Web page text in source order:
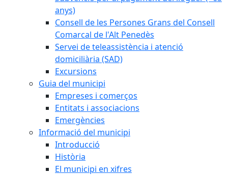
anys)
Consell de les Persones Grans del Consell
Comarcal de l'Alt Penedès
Servei de teleassistència i atenció
domiciliària (SAD)
Excursions
Guia del municipi
Empreses i comerços
Entitats i associacions
Emergències
Informació del municipi
Introducció
Història
El municipi en xifres